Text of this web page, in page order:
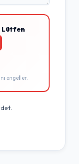
Lütfen
engeller.